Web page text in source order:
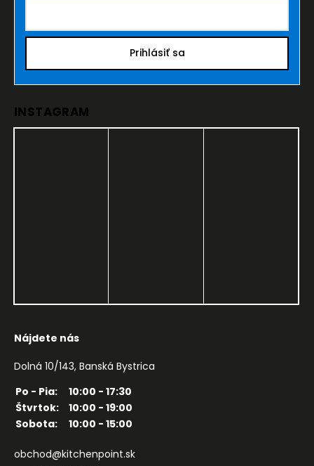
Prihlásiť sa
INSTAGRAM
Nájdete nás
Dolná 10/143, Banská Bystrica
Po - Pia:
10:00 - 17:30
Štvrtok:
10:00 - 19:00
Sobota:
10:00 - 15:00
obchod@kitchenpoint.sk